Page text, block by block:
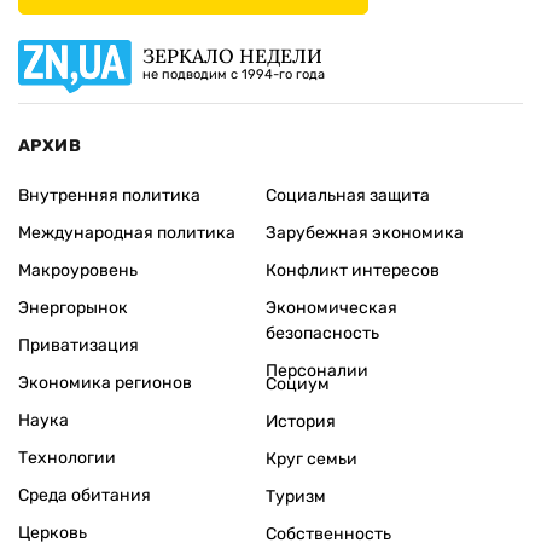
ЗЕРКАЛО НЕДЕЛИ
не подводим с 1994-го года
АРХИВ
Внутренняя политика
Международная политика
Макроуровень
Энергорынок
Приватизация
Экономика регионов
Социальная защита
Зарубежная экономика
Конфликт интересов
Экономическая
безопасность
Персоналии
Наука
Технологии
Среда обитания
Церковь
Социум
История
Круг семьи
Туризм
Собственность